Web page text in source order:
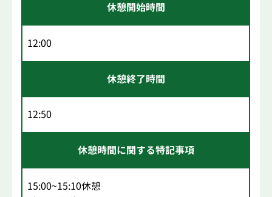
休憩開始時間
12:00
休憩終了時間
12:50
休憩時間に関する特記事項
15:00~15:10休憩